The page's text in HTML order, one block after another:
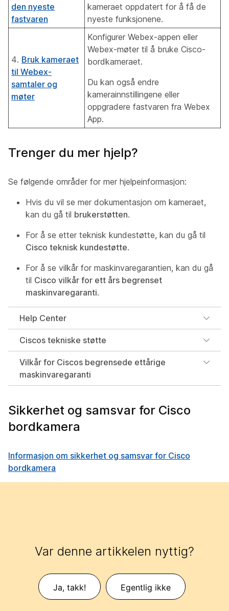
den nyeste
fastvaren
kameraet oppdatert for å få de
nyeste funksjonene.
4. Bruk kameraet
til Webex-
samtaler og
møter
Konfigurer Webex-appen eller
Webex-møter til å bruke Cisco-
bordkameraet.
Du kan også endre
kamerainnstillingene eller
oppgradere fastvaren fra Webex
App.
Trenger du mer hjelp?
Se følgende områder for mer hjelpeinformasjon:
Hvis du vil se mer dokumentasjon om kameraet,
kan du gå til brukerstøtten.
For å se etter teknisk kundestøtte, kan du gå til
Cisco teknisk kundestøtte.
For å se vilkår for maskinvaregarantien, kan du gå
til Cisco vilkår for ett års begrenset
maskinvaregaranti.
Help Center
Ciscos tekniske støtte
Vilkår for Ciscos begrensede ettårige
maskinvaregaranti
Sikkerhet og samsvar for Cisco
bordkamera
Informasjon om sikkerhet og samsvar for Cisco
bordkamera
Var denne artikkelen nyttig?
Ja, takk! Egentlig ikke